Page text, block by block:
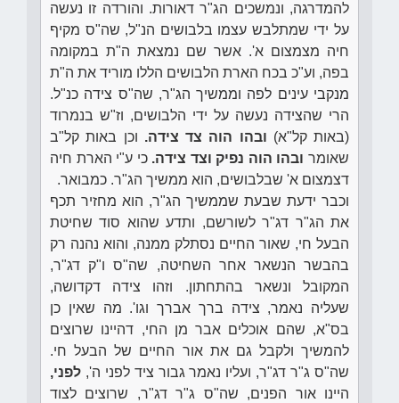
להמדרגה, ונמשכים הג"ר דאורות. והורדה זו נעשה
על ידי שמתלבש עצמו בלבושים הנ"ל, שה"ס מקיף
חיה מצמצום א'. אשר שם נמצאת ה"ת במקומה
בפה, וע"כ בכח הארת הלבושים הללו מוריד את ה"ת
מנקבי עינים לפה וממשיך הג"ר, שה"ס צידה כנ"ל.
הרי שהצידה נעשה על ידי הלבושים, וז"ש בנמרוד
(באות קל"א) ובהו הוה צד צידה. וכן באות קל"ב
שאומר ובהו הוה נפיק וצד צידה. כי ע"י הארת חיה
דצמצום א' שבלבושים, הוא ממשיך הג"ר. כמבואר.
וכבר ידעת שבעת שממשיך הג"ר, הוא מחזיר תכף
את הג"ר דג"ר לשורשם, ותדע שהוא סוד שחיטת
הבעל חי, שאור החיים נסתלק ממנה, והוא נהנה רק
בהבשר הנשאר אחר השחיטה, שה"ס ו"ק דג"ר,
המקובל ונשאר בהתחתון. וזהו צידה דקדושה,
שעליה נאמר, צידה ברך אברך וגו'. מה שאין כן
בס"א, שהם אוכלים אבר מן החי, דהיינו שרוצים
להמשיך ולקבל גם את אור החיים של הבעל חי.
שה"ס ג"ר דג"ר, ועליו נאמר גבור ציד לפני ה', לפני,
היינו אור הפנים, שה"ס ג"ר דג"ר, שרוצים לצוד